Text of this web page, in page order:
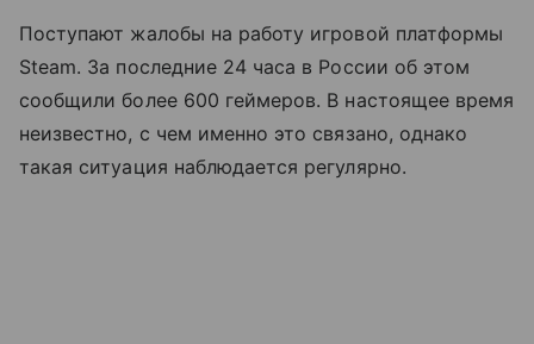
Поступают жалобы на работу игровой платформы
Steam. За последние 24 часа в России об этом
сообщили более 600 геймеров. В настоящее время
неизвестно, с чем именно это связано, однако
такая ситуация наблюдается регулярно.